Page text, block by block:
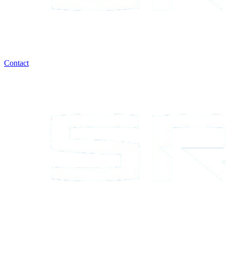
Contact